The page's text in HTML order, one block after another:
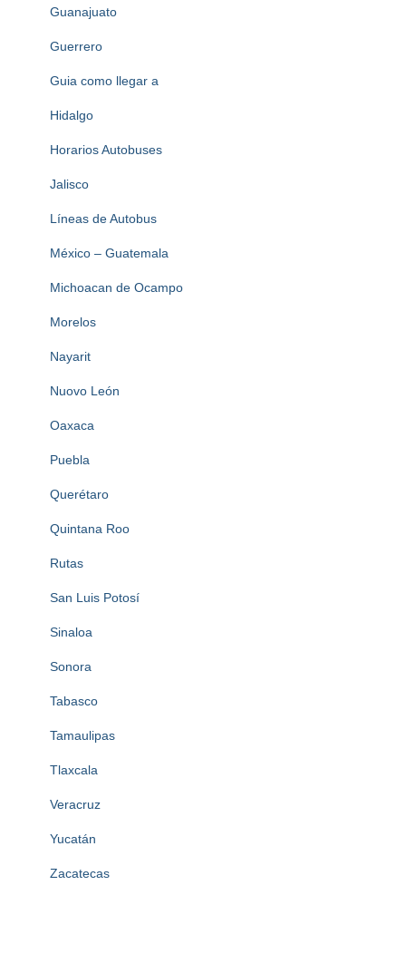
Guanajuato
Guerrero
Guia como llegar a
Hidalgo
Horarios Autobuses
Jalisco
Líneas de Autobus
México – Guatemala
Michoacan de Ocampo
Morelos
Nayarit
Nuovo León
Oaxaca
Puebla
Querétaro
Quintana Roo
Rutas
San Luis Potosí
Sinaloa
Sonora
Tabasco
Tamaulipas
Tlaxcala
Veracruz
Yucatán
Zacatecas